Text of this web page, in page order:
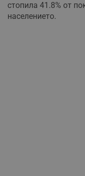
стопила 41.8% от
населението.